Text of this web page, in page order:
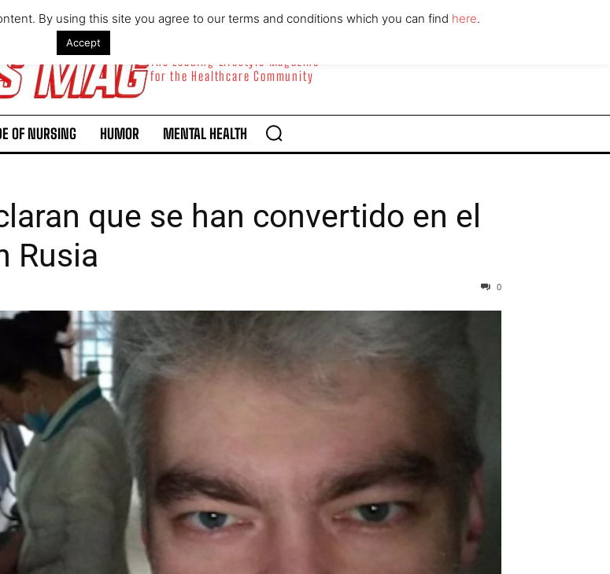
The Leading Lifestyle Magazine
for the Healthcare Community
OF NURSING HUMOR MENTAL HEALTH
que se han convertido en el
Rusia
0
By using this site you agree to our terms and conditions which you can find here.
Accept